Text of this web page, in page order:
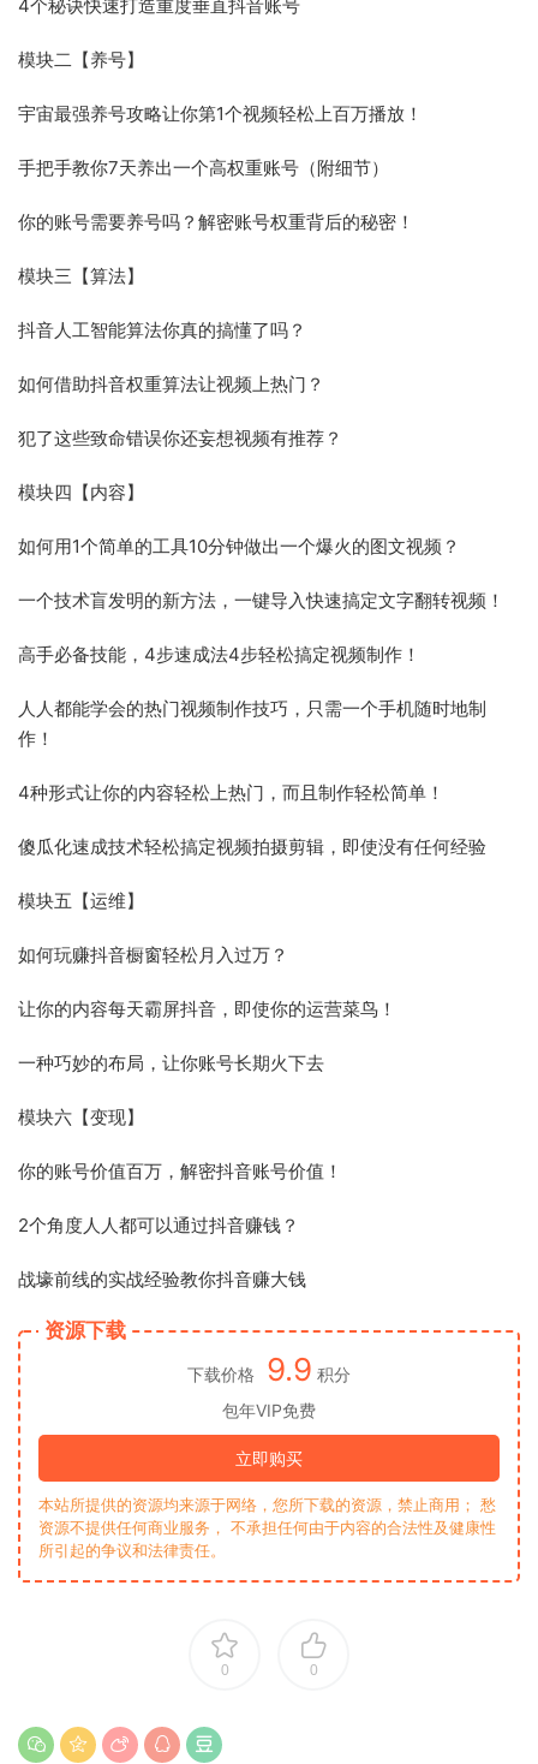
4个秘诀快速打造重度垂直抖音账号
模块二【养号】
宇宙最强养号攻略让你第1个视频轻松上百万播放！
手把手教你7天养出一个高权重账号（附细节）
你的账号需要养号吗？解密账号权重背后的秘密！
模块三【算法】
抖音人工智能算法你真的搞懂了吗？
如何借助抖音权重算法让视频上热门？
犯了这些致命错误你还妄想视频有推荐？
模块四【内容】
如何用1个简单的工具10分钟做出一个爆火的图文视频？
一个技术盲发明的新方法，一键导入快速搞定文字翻转视频！
高手必备技能，4步速成法4步轻松搞定视频制作！
人人都能学会的热门视频制作技巧，只需一个手机随时地制
作！
4种形式让你的内容轻松上热门，而且制作轻松简单！
傻瓜化速成技术轻松搞定视频拍摄剪辑，即使没有任何经验
模块五【运维】
如何玩赚抖音橱窗轻松月入过万？
让你的内容每天霸屏抖音，即使你的运营菜鸟！
一种巧妙的布局，让你账号长期火下去
模块六【变现】
你的账号价值百万，解密抖音账号价值！
2个角度人人都可以通过抖音赚钱？
战壕前线的实战经验教你抖音赚大钱
资源下载
下载价格 9.9 积分
包年VIP免费
立即购买
本站所提供的资源均来源于网络，您所下载的资源，禁止商用； 愁
资源不提供任何商业服务， 不承担任何由于内容的合法性及健康性
所引起的争议和法律责任。
0 0